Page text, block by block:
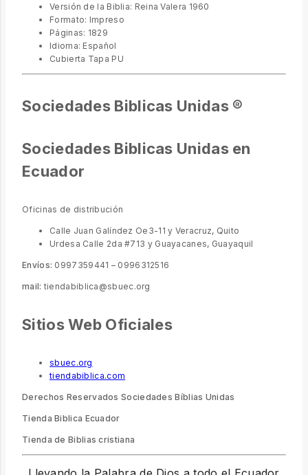
Versión de la Biblia: Reina Valera 1960
Formato: Impreso
Páginas: 1829
Idioma: Español
Cubierta Tapa PU
Sociedades Biblicas Unidas ®
Sociedades Biblicas Unidas en
Ecuador
Oficinas de distribución
Calle Juan Galíndez Oe3-11 y Veracruz, Quito
Urdesa Calle 2da #713 y Guayacanes, Guayaquil
Envíos: 0997359441 – 0996312516
mail: tiendabiblica@sbuec.org
Sitios Web Oficiales
sbuec.org
tiendabiblica.com
Derechos Reservados Sociedades Bíblias Unidas
Tienda Biblica Ecuador
Tienda de Biblias cristiana